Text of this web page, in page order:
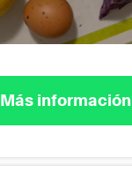
Más información